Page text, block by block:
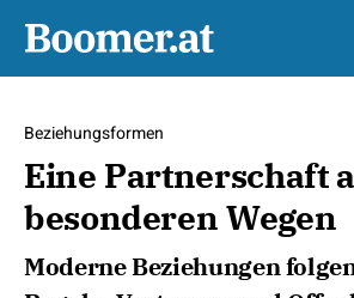
Beziehungsformen
Eine Partnerschaft
besonderen Wegen
Moderne Beziehungen